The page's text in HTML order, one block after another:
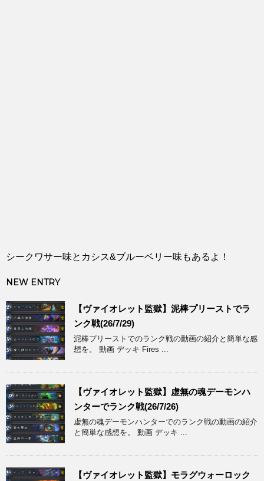
シークワサー味とカシス&ブルーベリー味もあるよ！
NEW ENTRY
【ヴァイオレット監獄】泥棒プリーストでラ
ンク戦(26/7/29)
泥棒プリーストでのランク戦の動画の紹介と簡単な感
想を。 動画 デッキ Fires ...
【ヴァイオレット監獄】虚無の魂デーモンハ
ンターでランク戦(26/7/26)
虚無の魂デーモンハンターでのランク戦の動画の紹介
と簡単な感想を。 動画 デッキ ...
【ヴァイオレット監獄】モラグウォーロック